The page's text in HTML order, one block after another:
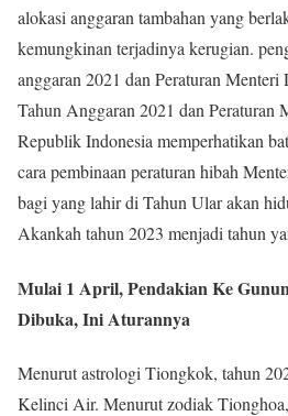
alokasi anggaran tambahan yang
kemungkinan terjadinya kerugian.
anggaran 2021 dan Peraturan
Tahun Anggaran 2021 dan Peraturan
Republik Indonesia memperhatikan
cara pembinaan peraturan hibah
bagi yang lahir di Tahun Ular akan
Akankah tahun 2023 menjadi tahun
Mulai 1 April, Pendakian Ke
Dibuka, Ini Aturannya
Menurut astrologi Tiongkok, tahun
Kelinci Air. Menurut zodiak